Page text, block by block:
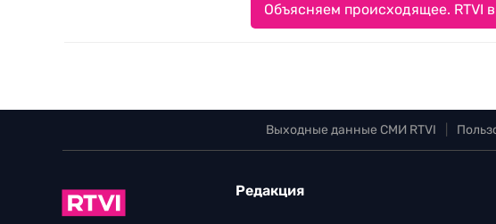
Объясняем происходящее. RTVI
Выходные данные СМИ RTVI
Редакция